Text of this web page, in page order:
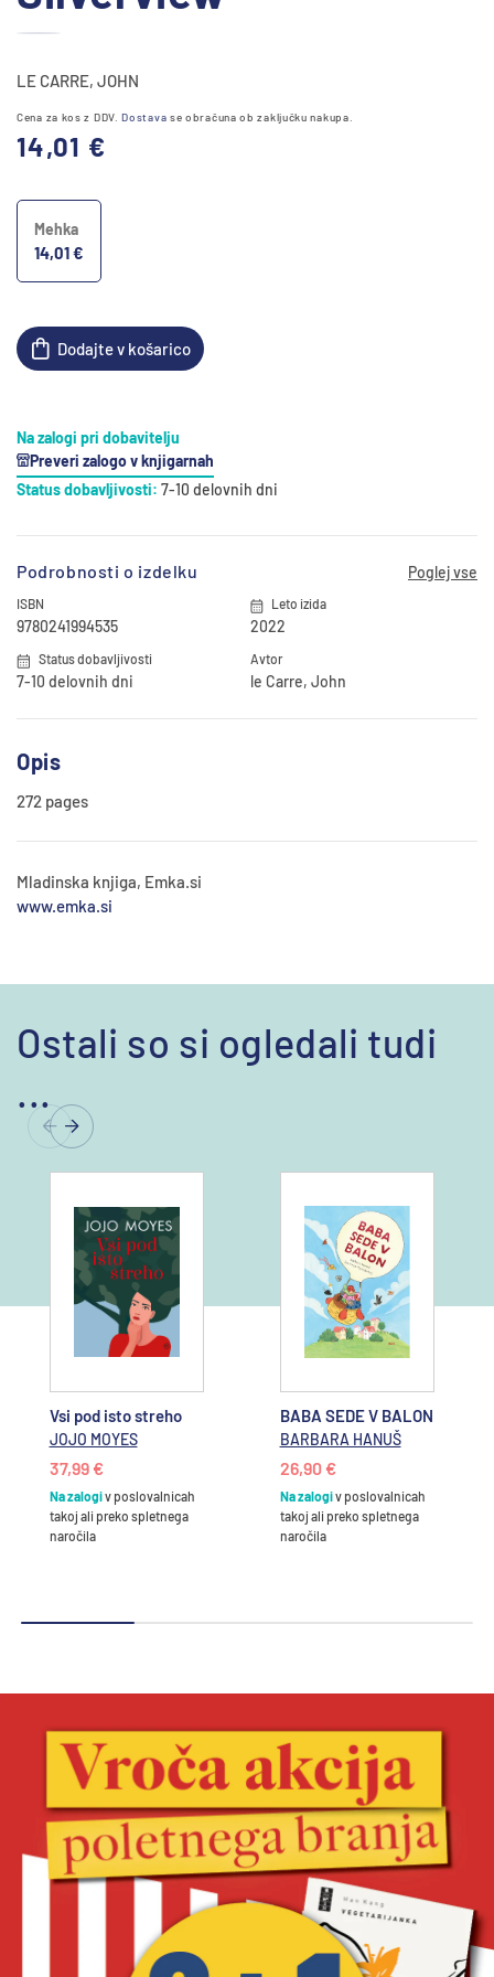
1
odprite
modalnem
LE CARRE, JOHN
Cena za kos z DDV.Dostava se obračuna ob zaključku nakupa.
Redna
cena
14,01 €
Mehka
14,01 €
Dodajte v košarico
Na zalogi pri dobavitelju
Preveri zalogo v knjigarnah
Status dobavljivosti: 7-10 delovnih dni
Podrobnosti o izdelku Poglej vse
ISBN
9780241994535
Leto izida
2022
Status dobavljivosti
7-10 delovnih dni
Avtor
le Carre, John
Opis
272 pages
Mladinska knjiga, Emka.si
www.emka.si
Ostali so si ogledali tudi
...
Vsi pod isto streho
JOJO MOYES
37,99 €
Na zalogiv poslovalnicah
takoj ali preko spletnega
naročila
BABA SEDE V BALON
BARBARA HANUŠ
26,90 €
Na zalogiv poslovalnicah
takoj ali preko spletnega
naročila